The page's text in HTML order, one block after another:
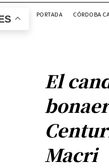
PORTADA CÓRDOBA
El
Macri